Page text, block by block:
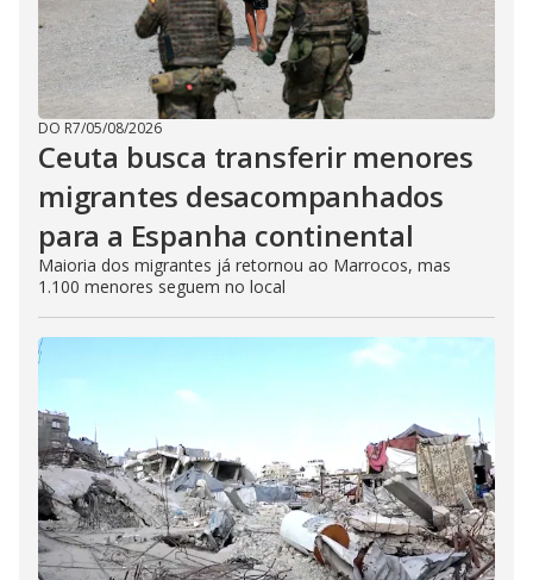
DO R7/05/08/2026
Ceuta busca transferir menores
migrantes desacompanhados
para a Espanha continental
Maioria dos migrantes já retornou ao Marrocos, mas
1.100 menores seguem no local